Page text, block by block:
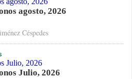
agosto, 2026
Céspedes
Julio, 2026